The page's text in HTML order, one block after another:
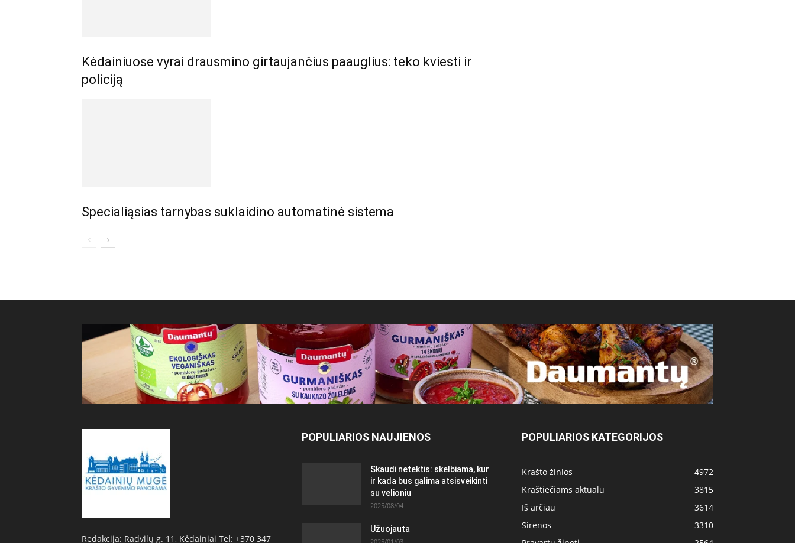
Kėdainiuose vyrai drausmino girtaujančius paauglius: teko kviesti ir
policiją
Specialiąsias tarnybas suklaidino automatinė sistema
Redakcija: Radvilų g. 11, Kėdainiai Tel: +370 347
POPULIARIOS NAUJIENOS
Skaudi netektis: skelbiama, kur
ir kada bus galima atsisveikinti
su velioniu
2025/08/04
Užuojauta
POPULIARIOS KATEGORIJOS
Krašto žinios
4972
Kraštiečiams aktualu
3815
Iš arčiau
3614
Sirenos
3310